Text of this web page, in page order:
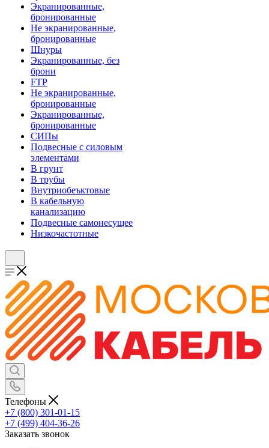
Экранированные,
бронированные
Не экранированные,
бронированные
Шнуры
Экранированные, без
брони
FTP
Не экранированные,
бронированные
Экранированные,
бронированные
СИПы
Подвесные с силовым
элементами
В грунт
В трубы
Внутриобеъктовые
В кабельную
канализацию
Подвесные самонесущее
Низкочастотные
Телефоны
+7 (800) 301-01-15
+7 (499) 404-36-26
Заказать звонок